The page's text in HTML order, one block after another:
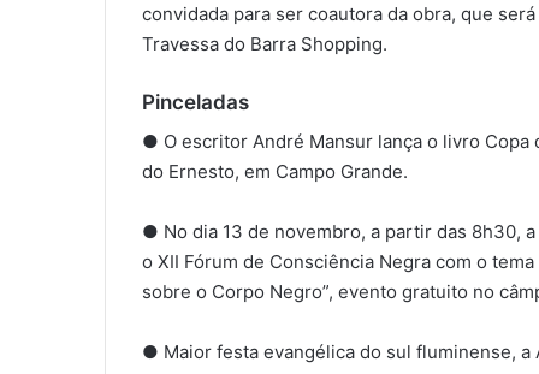
convidada para ser coautora da obra, que
Travessa do Barra Shopping.
Pinceladas
● O escritor André Mansur lança o livro Copa
do Ernesto, em Campo Grande.
● No dia 13 de novembro, a partir das 8h30,
o XII Fórum de Consciência Negra com o
sobre o Corpo Negro”, evento gratuito no
● Maior festa evangélica do sul fluminense, a